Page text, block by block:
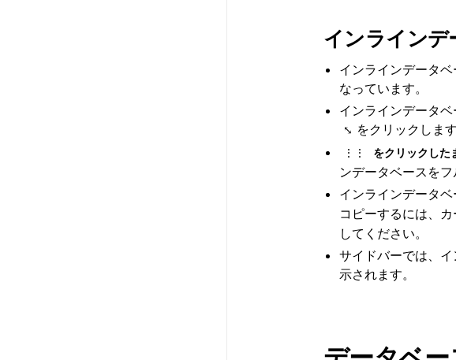
インラインデ
インラインデータ
なっています。
インラインデータ
⤡ をクリックします
⋮⋮ をクリックした
ンデータベースを
インラインデータ
コピーするには、
してください。
サイドバーでは、
示されます。